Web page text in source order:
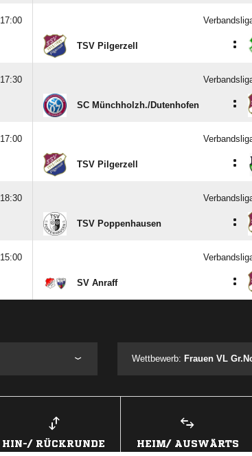
17:00
TSV Pilgerzell :
17:30
SC Münchholzh./​Dutenhofen :
17:00
TSV Pilgerzell :
18:30
TSV Poppenhausen :
15:00
SV Anraff :
Wettbewerb: Frauen VL
HIN-/ RÜCKRUNDE HEIM/ AUSWÄRTS